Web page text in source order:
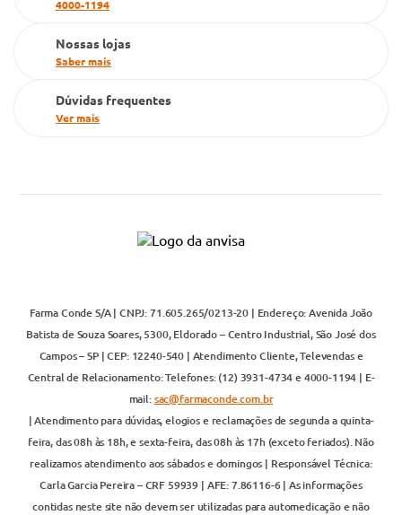
Televendas
4000-1194
Nossas lojas
Saber mais
Dúvidas frequentes
Ver mais
Farma Conde S/A | CNPJ: 71.605.265/0213-20 | Endereço: Avenida João
Batista de Souza Soares, 5300, Eldorado – Centro Industrial, São José dos
Campos – SP | CEP: 12240-540 | Atendimento Cliente, Televendas e
Central de Relacionamento: Telefones: (12) 3931-4734 e 4000-1194 | E-
mail:sac@farmaconde.com.br
| Atendimento para dúvidas, elogios e reclamações de segunda a quinta-
feira, das 08h às 18h, e sexta-feira, das 08h às 17h (exceto feriados). Não
realizamos atendimento aos sábados e domingos | Responsável Técnica:
Carla Garcia Pereira – CRF 59939 | AFE: 7.86116-6 | As informações
contidas neste site não devem ser utilizadas para automedicação e não